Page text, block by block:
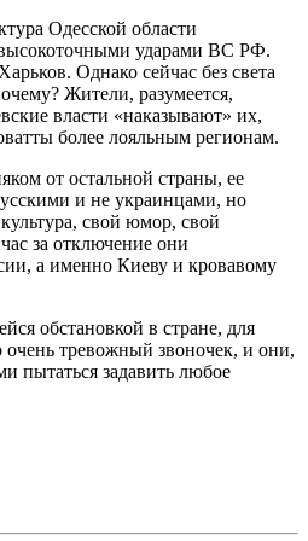
Одесской области
высокоточными ударами ВС РФ.
Однако сейчас без света
Жители, разумеется,
власти «наказывают» их,
более лояльным регионам.
от остальной страны, ее
и не украинцами, но
свой юмор, свой
за отключение они
а именно Киеву и кровавому
обстановкой в стране, для
очень тревожный звоночек, и они,
пытаться задавить любое